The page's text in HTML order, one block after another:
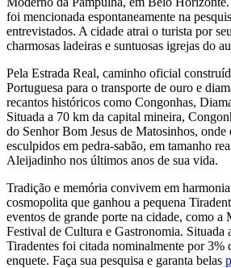
foi mencionada espontaneamente na
entrevistados. A cidade atrai o turista por
charmosas ladeiras e suntuosas igrejas do
Pela Estrada Real, caminho oficial
Portuguesa para o transporte de ouro e
recantos históricos como Congonhas,
Situada a 70 km da capital mineira,
do Senhor Bom Jesus de Matosinhos, onde
esculpidos em pedra-sabão, em tamanho
Aleijadinho nos últimos anos de sua vida.
Tradição e memória convivem em
cosmopolita que ganhou a pequena
eventos de grande porte na cidade, como a
Festival de Cultura e Gastronomia. Situada
Tiradentes foi citada nominalmente por 3%
enquete. Faça sua pesquisa e garanta belas